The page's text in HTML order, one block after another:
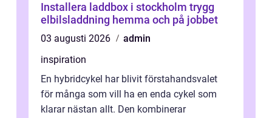
Installera laddbox i stockholm trygg
elbilsladdning hemma och på jobbet
03 augusti 2026
admin
inspiration
En hybridcykel har blivit förstahandsvalet
för många som vill ha en enda cykel som
klarar nästan allt. Den kombinerar